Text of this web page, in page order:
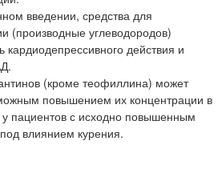
введении, средства для
(производные углеводородов)
действия и
(кроме теофиллина) может
повышением их концентрации в
пациентов с исходно повышенным
влиянием курения.